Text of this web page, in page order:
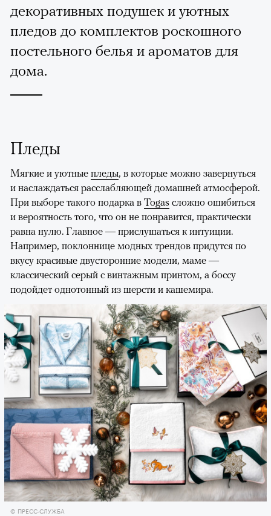
декоративных подушек и уютных
пледов до комплектов роскошного
постельного белья и ароматов для
дома.
Пледы
Мягкие и уютные пледы, в которые можно завернуться
и наслаждаться расслабляющей домашней атмосферой.
При выборе такого подарка в Togas сложно ошибиться
и вероятность того, что он не понравится, практически
равна нулю. Главное — прислушаться к интуиции.
Например, поклоннице модных трендов придутся по
вкусу красивые двусторонние модели, маме —
классический серый с винтажным принтом, а боссу
подойдет однотонный из шерсти и кашемира.
© ПРЕСС-СЛУЖБА